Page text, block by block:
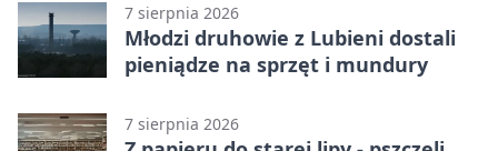
7 sierpnia 2026
Młodzi druhowie z Lubieni dostali
pieniądze na sprzęt i mundury
7 sierpnia 2026